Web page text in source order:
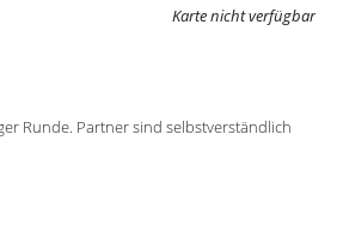
Karte nicht verfügbar
Runde. Partner sind selbstverständlich